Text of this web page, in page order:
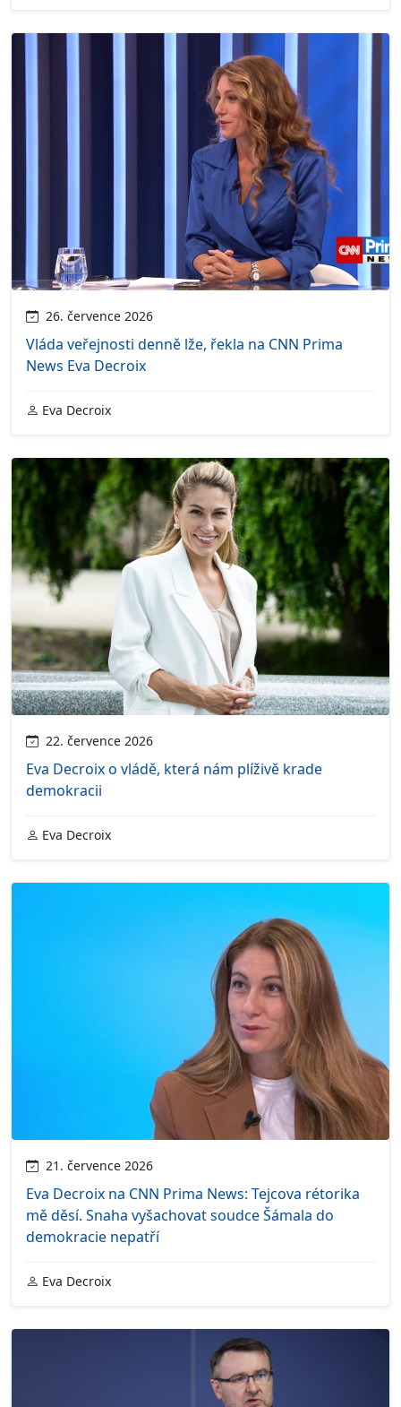
26. července 2026
Vláda veřejnosti denně lže, řekla na CNN Prima
News Eva Decroix
Eva Decroix
22. července 2026
Eva Decroix o vládě, která nám plíživě krade
demokracii
Eva Decroix
21. července 2026
Eva Decroix na CNN Prima News: Tejcova rétorika
mě děsí. Snaha vyšachovat soudce Šámala do
demokracie nepatří
Eva Decroix